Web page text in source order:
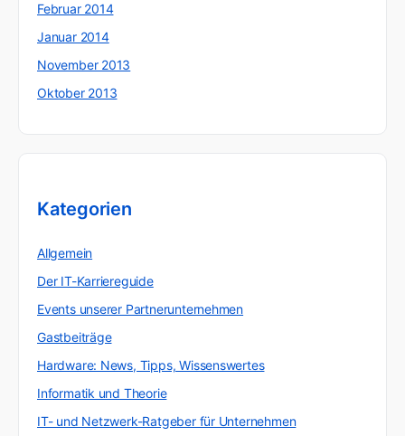
Februar 2014
Januar 2014
November 2013
Oktober 2013
Kategorien
Allgemein
Der IT-Karriereguide
Events unserer Partnerunternehmen
Gastbeiträge
Hardware: News, Tipps, Wissenswertes
Informatik und Theorie
IT- und Netzwerk-Ratgeber für Unternehmen